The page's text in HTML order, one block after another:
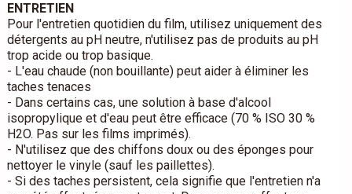
ENTRETIEN
Pour l'entretien quotidien du film, utilisez uniquement des
détergents au pH neutre, n'utilisez pas de produits au pH
trop acide ou trop basique.
- L'eau chaude (non bouillante) peut aider à éliminer les
taches tenaces
- Dans certains cas, une solution à base d'alcool
isopropylique et d'eau peut être efficace (70 % ISO 30 %
H2O. Pas sur les films imprimés).
- N'utilisez que des chiffons doux ou des éponges pour
nettoyer le vinyle (sauf les paillettes).
- Si des taches persistent, cela signifie que l'entretien n'a